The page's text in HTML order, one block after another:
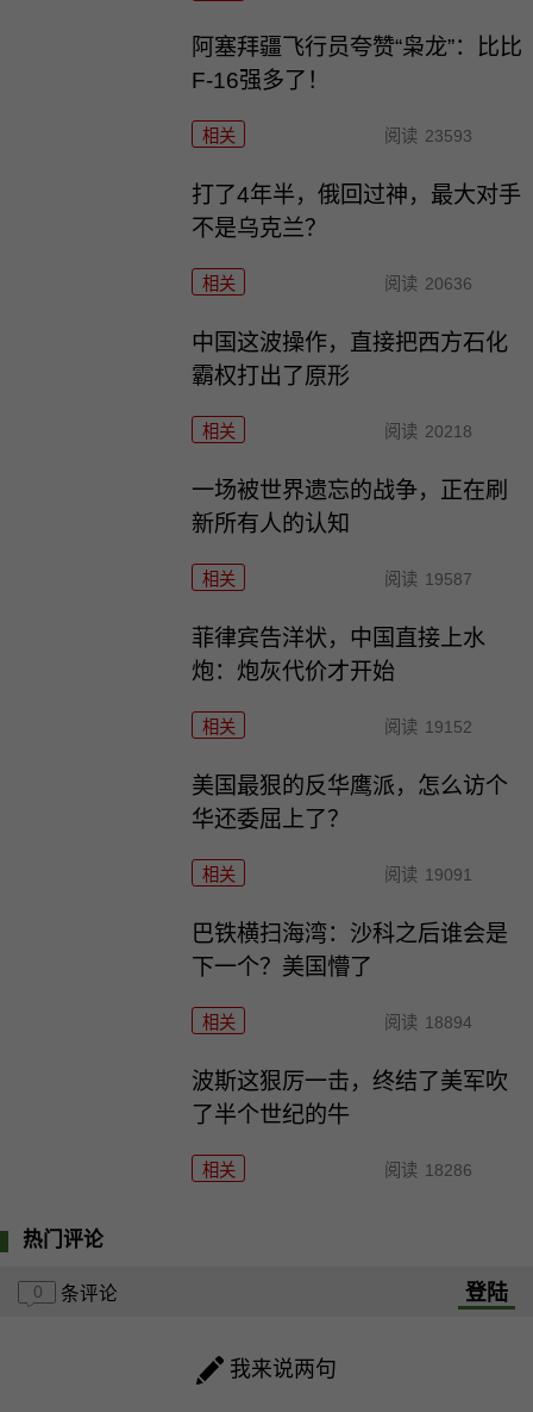
阿塞拜疆飞行员夸赞“枭龙”：比比
F-16强多了！
相关 阅读 23593
打了4年半，俄回过神，最大对手
不是乌克兰？
相关 阅读 20636
中国这波操作，直接把西方石化
霸权打出了原形
相关 阅读 20218
一场被世界遗忘的战争，正在刷
新所有人的认知
相关 阅读 19587
菲律宾告洋状，中国直接上水
炮：炮灰代价才开始
相关 阅读 19152
美国最狠的反华鹰派，怎么访个
华还委屈上了？
相关 阅读 19091
巴铁横扫海湾：沙科之后谁会是
下一个？美国懵了
相关 阅读 18894
波斯这狠厉一击，终结了美军吹
了半个世纪的牛
相关 阅读 18286
热门评论
0 条评论 登陆
我来说两句